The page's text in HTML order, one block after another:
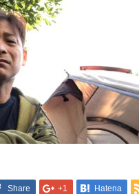
Share +1 Hatena